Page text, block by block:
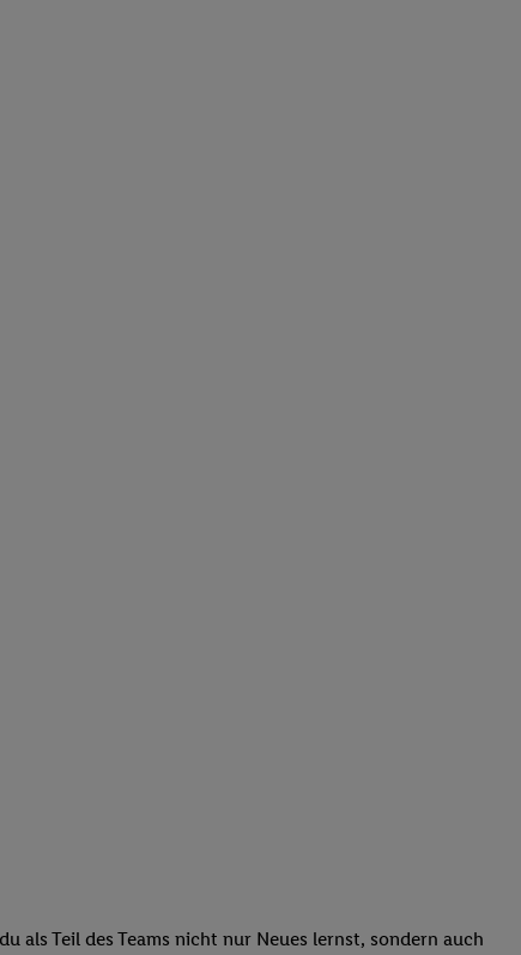
Teil des Teams nicht nur Neues lernst, sondern auch